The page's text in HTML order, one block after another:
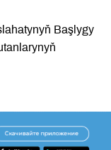
Başlygy